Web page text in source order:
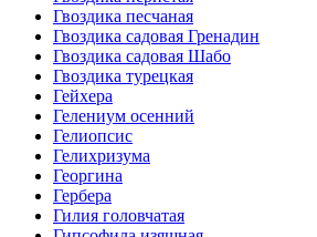
Гвоздика песчаная
Гвоздика садовая Гренадин
Гвоздика садовая Шабо
Гвоздика турецкая
Гейхера
Гелениум осенний
Гелиопсис
Гелихризума
Георгина
Гербера
Гилия головчатая